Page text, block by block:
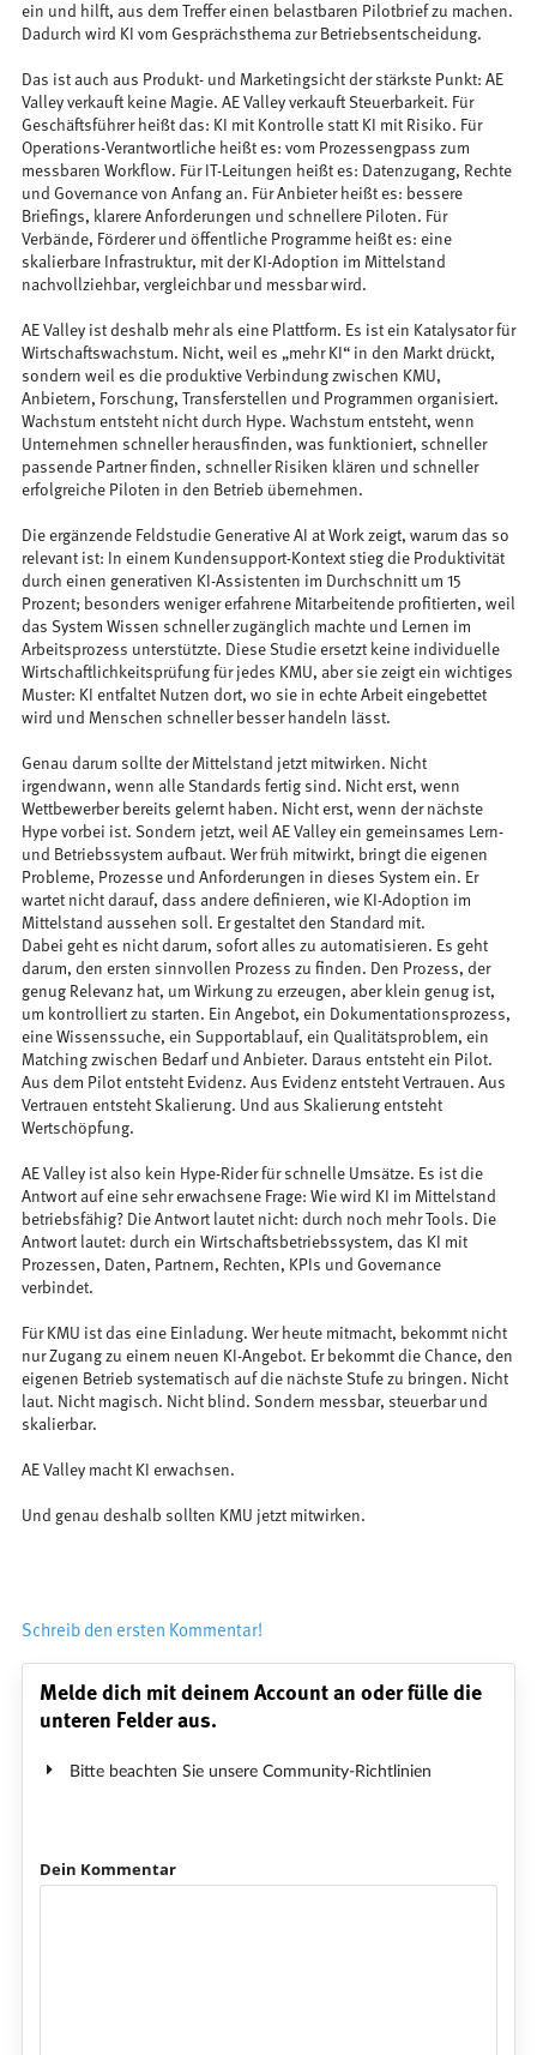
ein und hilft, aus dem Treffer einen belastbaren Pilotbrief zu machen.
Dadurch wird KI vom Gesprächsthema zur Betriebsentscheidung.
Das ist auch aus Produkt- und Marketingsicht der stärkste Punkt: AE
Valley verkauft keine Magie. AE Valley verkauft Steuerbarkeit. Für
Geschäftsführer heißt das: KI mit Kontrolle statt KI mit Risiko. Für
Operations-Verantwortliche heißt es: vom Prozessengpass zum
messbaren Workflow. Für IT-Leitungen heißt es: Datenzugang, Rechte
und Governance von Anfang an. Für Anbieter heißt es: bessere
Briefings, klarere Anforderungen und schnellere Piloten. Für
Verbände, Förderer und öffentliche Programme heißt es: eine
skalierbare Infrastruktur, mit der KI-Adoption im Mittelstand
nachvollziehbar, vergleichbar und messbar wird.
AE Valley ist deshalb mehr als eine Plattform. Es ist ein Katalysator für
Wirtschaftswachstum. Nicht, weil es „mehr KI“ in den Markt drückt,
sondern weil es die produktive Verbindung zwischen KMU,
Anbietern, Forschung, Transferstellen und Programmen organisiert.
Wachstum entsteht nicht durch Hype. Wachstum entsteht, wenn
Unternehmen schneller herausfinden, was funktioniert, schneller
passende Partner finden, schneller Risiken klären und schneller
erfolgreiche Piloten in den Betrieb übernehmen.
Die ergänzende Feldstudie Generative AI at Work zeigt, warum das so
relevant ist: In einem Kundensupport-Kontext stieg die Produktivität
durch einen generativen KI-Assistenten im Durchschnitt um 15
Prozent; besonders weniger erfahrene Mitarbeitende profitierten, weil
das System Wissen schneller zugänglich machte und Lernen im
Arbeitsprozess unterstützte. Diese Studie ersetzt keine individuelle
Wirtschaftlichkeitsprüfung für jedes KMU, aber sie zeigt ein wichtiges
Muster: KI entfaltet Nutzen dort, wo sie in echte Arbeit eingebettet
wird und Menschen schneller besser handeln lässt.
Genau darum sollte der Mittelstand jetzt mitwirken. Nicht
irgendwann, wenn alle Standards fertig sind. Nicht erst, wenn
Wettbewerber bereits gelernt haben. Nicht erst, wenn der nächste
Hype vorbei ist. Sondern jetzt, weil AE Valley ein gemeinsames Lern-
und Betriebssystem aufbaut. Wer früh mitwirkt, bringt die eigenen
Probleme, Prozesse und Anforderungen in dieses System ein. Er
wartet nicht darauf, dass andere definieren, wie KI-Adoption im
Mittelstand aussehen soll. Er gestaltet den Standard mit.
Dabei geht es nicht darum, sofort alles zu automatisieren. Es geht
darum, den ersten sinnvollen Prozess zu finden. Den Prozess, der
genug Relevanz hat, um Wirkung zu erzeugen, aber klein genug ist,
um kontrolliert zu starten. Ein Angebot, ein Dokumentationsprozess,
eine Wissenssuche, ein Supportablauf, ein Qualitätsproblem, ein
Matching zwischen Bedarf und Anbieter. Daraus entsteht ein Pilot.
Aus dem Pilot entsteht Evidenz. Aus Evidenz entsteht Vertrauen. Aus
Vertrauen entsteht Skalierung. Und aus Skalierung entsteht
Wertschöpfung.
AE Valley ist also kein Hype-Rider für schnelle Umsätze. Es ist die
Antwort auf eine sehr erwachsene Frage: Wie wird KI im Mittelstand
betriebsfähig? Die Antwort lautet nicht: durch noch mehr Tools. Die
Antwort lautet: durch ein Wirtschaftsbetriebssystem, das KI mit
Prozessen, Daten, Partnern, Rechten, KPIs und Governance
verbindet.
Für KMU ist das eine Einladung. Wer heute mitmacht, bekommt nicht
nur Zugang zu einem neuen KI-Angebot. Er bekommt die Chance, den
eigenen Betrieb systematisch auf die nächste Stufe zu bringen. Nicht
laut. Nicht magisch. Nicht blind. Sondern messbar, steuerbar und
skalierbar.
AE Valley macht KI erwachsen.
Und genau deshalb sollten KMU jetzt mitwirken.
Schreib den ersten Kommentar!
Melde dich mit deinem Account an oder fülle die
unteren Felder aus.
Bitte beachten Sie unsere Community-Richtlinien
Dein Kommentar